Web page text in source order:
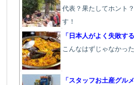
代表？果たしてホント
す！
「日本人がよく失敗す
こんなはずじゃなかっ
「スタッフお土産グル